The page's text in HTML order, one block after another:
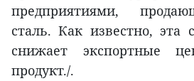
предприятиями,
сталь. Как известно, эта
снижает экспортные
продукт./.